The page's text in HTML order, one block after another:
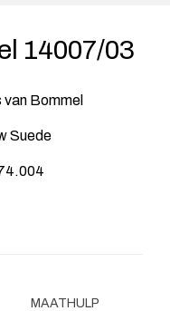
14007/03
van Bommel
Suede
MAATHULP